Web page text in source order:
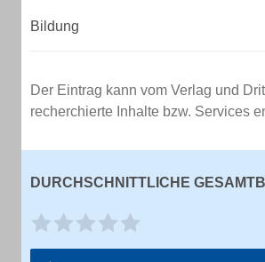
Bildung
Der Eintrag kann vom Verlag und
recherchierte Inhalte bzw. Services
DURCHSCHNITTLICHE